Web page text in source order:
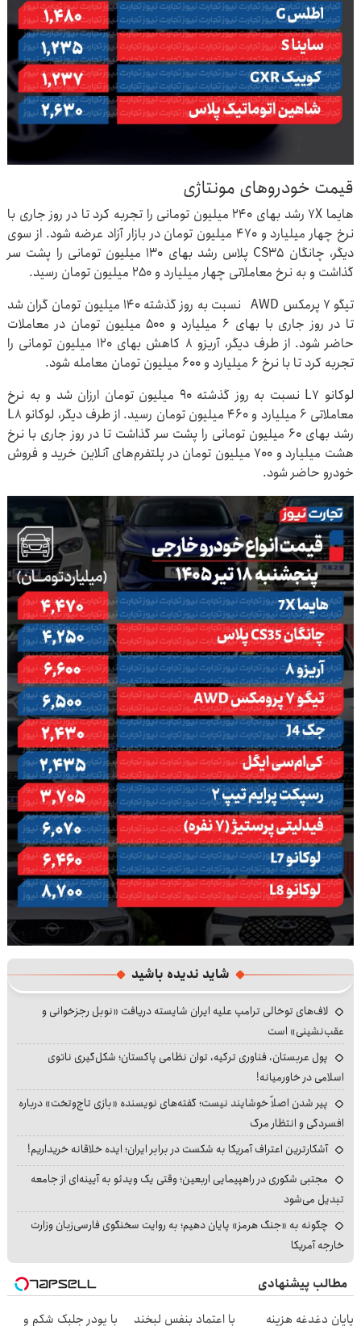
قیمت خودروهای مونتاژی
هایما ۷X رشد بهای ۲۴۰ میلیون تومانی را تجربه کرد تا در روز جاری با
نرخ چهار میلیارد و ۴۷۰ میلیون تومان در بازار آزاد عرضه شود. از سوی
دیگر، چانگان CS۳۵ پلاس رشد بهای ۱۳۰ میلیون تومانی را پشت سر
گذاشت و به نرخ معاملاتی چهار میلیارد و ۲۵۰ میلیون تومان رسید.
تیگو ۷ پرمکس AWD نسبت به روز گذشته ۱۴۰ میلیون تومان گران شد
تا در روز جاری با بهای ۶ میلیارد و ۵۰۰ میلیون تومان در معاملات
حاضر شود. از طرف دیگر، آریزو ۸ کاهش بهای ۱۲۰ میلیون تومانی را
تجربه کرد تا با نرخ ۶ میلیارد و ۶۰۰ میلیون تومان معامله شود.
لوکانو L۷ نسبت به روز گذشته ۹۰ میلیون تومان ارزان شد و به نرخ
معاملاتی ۶ میلیارد و ۴۶۰ میلیون تومان رسید. از طرف دیگر، لوکانو L۸
رشد بهای ۶۰ میلیون تومانی را پشت سر گذاشت تا در روز جاری با نرخ
هشت میلیارد و ۷۰۰ میلیون تومان در پلتفرم‌های آنلاین خرید و فروش
خودرو حاضر شود.
شاید ندیده باشید
لاف‌های توخالی ترامپ علیه ایران شایسته دریافت «نوبل رجزخوانی و
عقب‌نشینی» است
پول عربستان، فناوری ترکیه، توان نظامی پاکستان؛ شکل‌گیری ناتوی
اسلامی در خاورمیانه!
پیر شدن اصلاً خوشایند نیست؛ گفته‌های نویسنده «بازی تاج‌وتخت» درباره
افسردگی و انتظار مرگ
آشکارترین اعتراف آمریکا به شکست در برابر ایران؛ ایده خلاقانه خریداریم!
مجتبی شکوری در راهپیمایی اربعین؛ وقتی یک ویدئو به آیینه‌ای از جامعه
تبدیل می‌شود
چگونه به «جنگ هرمز» پایان دهیم؛ به روایت سخنگوی فارسی‌زبان وزارت
خارجه آمریکا
مطالب پیشنهادی
پایان دغدغه هزینه
با اعتماد بنفس لبخند با پودر جلبک شکم و